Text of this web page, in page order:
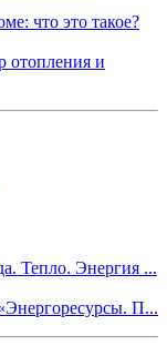
что это такое?
отопления и
Тепло. Энергия ...
П...